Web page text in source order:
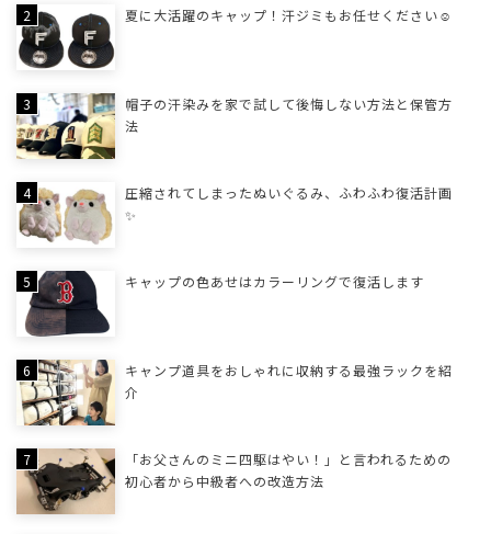
夏に大活躍のキャップ！汗ジミもお任せください☺
帽子の汗染みを家で試して後悔しない方法と保管方
法
圧縮されてしまったぬいぐるみ、ふわふわ復活計画
✨
キャップの色あせはカラーリングで復活します
キャンプ道具をおしゃれに収納する最強ラックを紹
介
「お父さんのミニ四駆はやい！」と言われるための
初心者から中級者への改造方法